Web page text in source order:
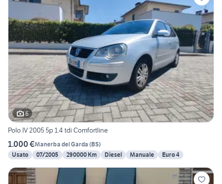
6
Polo IV 2005 5p 1.4 tdi Comfortline
1.000 €Manerba del Garda (BS)
Usato
07/2005 290000 Km Diesel Manuale Euro 4